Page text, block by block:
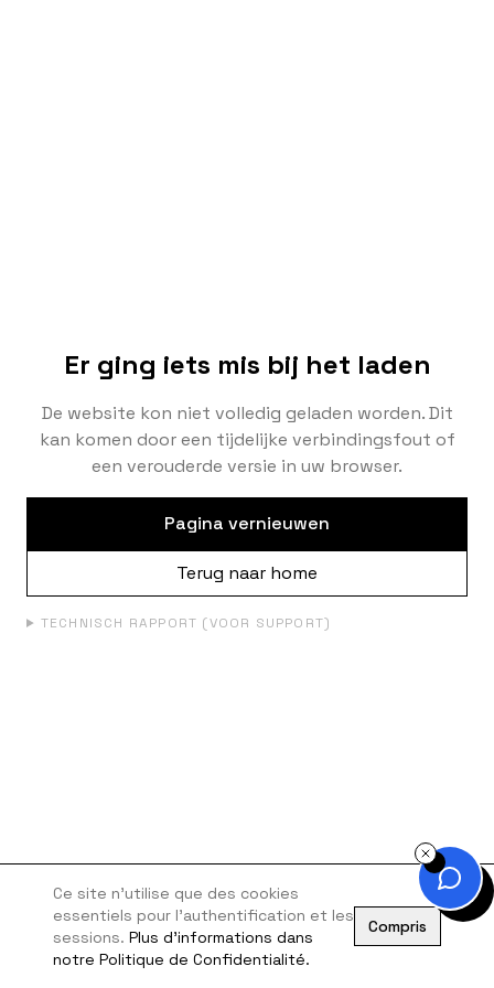
Er ging iets mis bij het laden
De website kon niet volledig geladen worden. Dit
kan komen door een tijdelijke verbindingsfout of
een verouderde versie in uw browser.
Pagina vernieuwen
Terug naar home
TECHNISCH RAPPORT (VOOR SUPPORT)
Ce site n'utilise que des cookies
essentiels pour l'authentification et les
sessions. Plus d'informations dans
notre Politique de Confidentialité.
Compris